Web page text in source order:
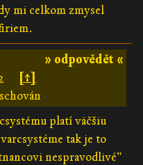
mi celkom zmysel
» odpovědět «
[↑]
platí väčšiu
tak je to
nespravodlivé"